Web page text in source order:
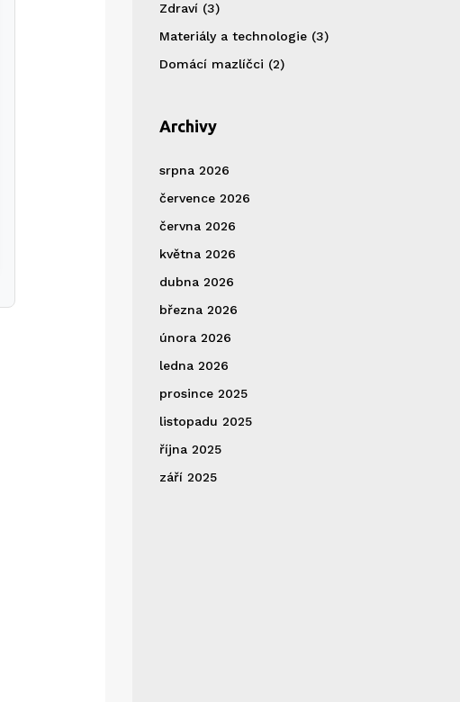
Zdraví (3)
Materiály a technologie (3)
Domácí mazlíčci (2)
Archivy
srpna 2026
července 2026
června 2026
května 2026
dubna 2026
března 2026
února 2026
ledna 2026
prosince 2025
listopadu 2025
října 2025
září 2025